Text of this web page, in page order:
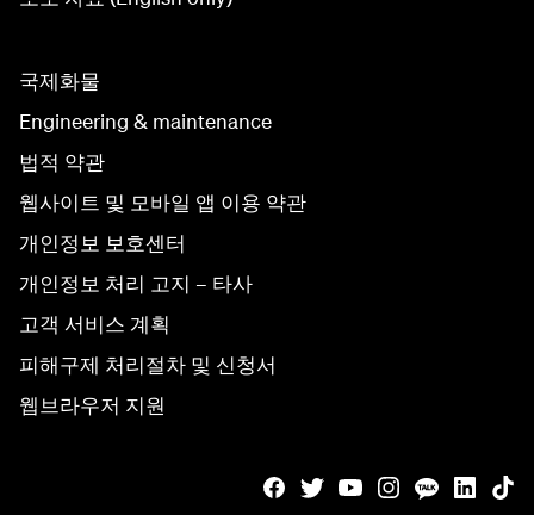
국제화물
Engineering & maintenance
법적 약관
웹사이트 및 모바일 앱 이용 약관
개인정보 보호센터
개인정보 처리 고지 – 타사
고객 서비스 계획
피해구제 처리절차 및 신청서
웹브라우저 지원